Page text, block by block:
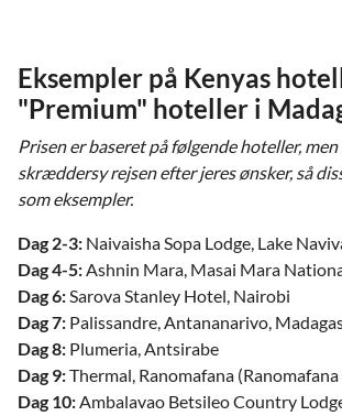
Eksempler på Kenyas
"Premium" hoteller i
Prisen er baseret på følgende hoteller, men
skræddersy rejsen efter jeres ønsker, så
som eksempler.
Dag 2-3: Naivaisha Sopa Lodge, Lake
Dag 4-5:Ashnin Mara, Masai Mara
Dag 6:Sarova Stanley Hotel, Nairobi
Dag 7: Palissandre, Antananarivo,
Dag 8: Plumeria, Antsirabe
Dag 9:Thermal, Ranomafana
Dag 10:Ambalavao Betsileo Country